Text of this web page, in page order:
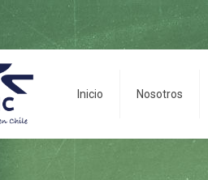
Inicio Nosotros